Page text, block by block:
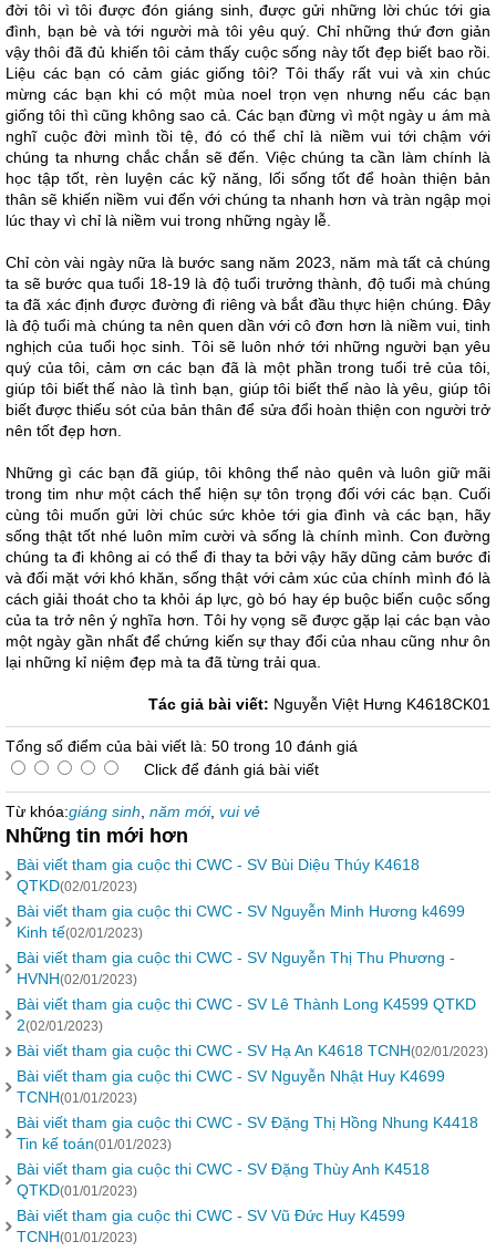
đời tôi vì tôi được đón giáng sinh, được gửi những lời chúc tới gia
đình, bạn bè và tới người mà tôi yêu quý. Chỉ những thứ đơn giản
vậy thôi đã đủ khiến tôi cảm thấy cuộc sống này tốt đẹp biết bao rồi.
Liệu các bạn có cảm giác giống tôi? Tôi thấy rất vui và xin chúc
mừng các bạn khi có một mùa noel trọn vẹn nhưng nếu các bạn
giống tôi thì cũng không sao cả. Các bạn đừng vì một ngày u ám mà
nghĩ cuộc đời mình tồi tệ, đó có thể chỉ là niềm vui tới chậm với
chúng ta nhưng chắc chắn sẽ đến. Việc chúng ta cần làm chính là
học tập tốt, rèn luyện các kỹ năng, lối sống tốt để hoàn thiện bản
thân sẽ khiến niềm vui đến với chúng ta nhanh hơn và tràn ngập mọi
lúc thay vì chỉ là niềm vui trong những ngày lễ.
Chỉ còn vài ngày nữa là bước sang năm 2023, năm mà tất cả chúng
ta sẽ bước qua tuổi 18-19 là độ tuổi trưởng thành, độ tuổi mà chúng
ta đã xác định được đường đi riêng và bắt đầu thực hiện chúng. Đây
là độ tuổi mà chúng ta nên quen dần với cô đơn hơn là niềm vui, tinh
nghịch của tuổi học sinh. Tôi sẽ luôn nhớ tới những người bạn yêu
quý của tôi, cảm ơn các bạn đã là một phần trong tuổi trẻ của tôi,
giúp tôi biết thế nào là tình bạn, giúp tôi biết thế nào là yêu, giúp tôi
biết được thiếu sót của bản thân để sửa đổi hoàn thiện con người trở
nên tốt đẹp hơn.
Những gì các bạn đã giúp, tôi không thể nào quên và luôn giữ mãi
trong tim như một cách thể hiện sự tôn trọng đối với các bạn. Cuối
cùng tôi muốn gửi lời chúc sức khỏe tới gia đình và các bạn, hãy
sống thật tốt nhé luôn mỉm cười và sống là chính mình. Con đường
chúng ta đi không ai có thể đi thay ta bởi vậy hãy dũng cảm bước đi
và đối mặt với khó khăn, sống thật với cảm xúc của chính mình đó là
cách giải thoát cho ta khỏi áp lực, gò bó hay ép buộc biến cuộc sống
của ta trở nên ý nghĩa hơn. Tôi hy vọng sẽ được gặp lại các bạn vào
một ngày gần nhất để chứng kiến sự thay đổi của nhau cũng như ôn
lại những kỉ niệm đẹp mà ta đã từng trải qua.
Tác giả bài viết: Nguyễn Việt Hưng K4618CK01
Tổng số điểm của bài viết là: 50 trong 10 đánh giá
Click để đánh giá bài viết
Từ khóa:giáng sinh năm mới, vui vẻ
Những tin mới hơn
Bài viết tham gia cuộc thi CWC - SV Bùi Diệu Thúy K4618
QTKD(02/01/2023)
Bài viết tham gia cuộc thi CWC - SV Nguyễn Minh Hương k4699
Kinh tế(02/01/2023)
Bài viết tham gia cuộc thi CWC - SV Nguyễn Thị Thu Phương -
HVNH(02/01/2023)
Bài viết tham gia cuộc thi CWC - SV Lê Thành Long K4599 QTKD
2(02/01/2023)
Bài viết tham gia cuộc thi CWC - SV Hạ An K4618 TCNH(02/01/2023)
Bài viết tham gia cuộc thi CWC - SV Nguyễn Nhật Huy K4699
TCNH(01/01/2023)
Bài viết tham gia cuộc thi CWC - SV Đặng Thị Hồng Nhung K4418
Tin kế toán(01/01/2023)
Bài viết tham gia cuộc thi CWC - SV Đặng Thùy Anh K4518
QTKD(01/01/2023)
Bài viết tham gia cuộc thi CWC - SV Vũ Đức Huy K4599
TCNH(01/01/2023)